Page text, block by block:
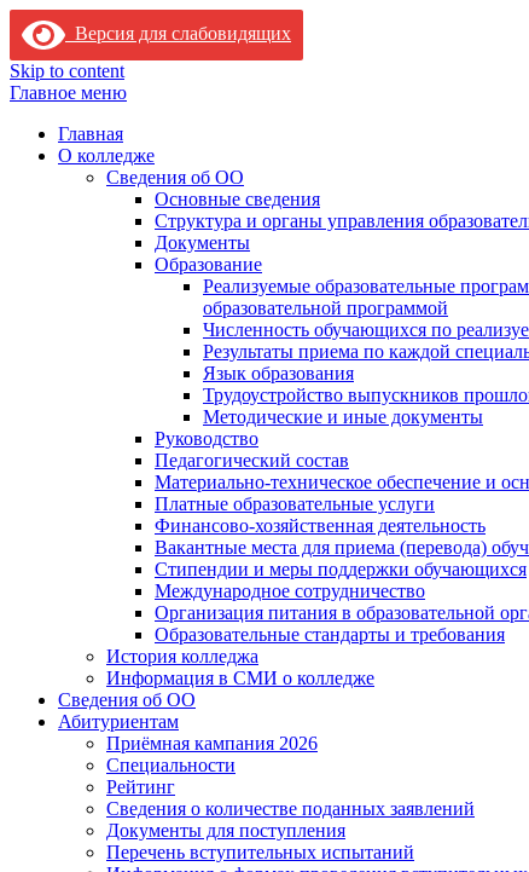
Версия для слабовидящих
Skip to content
Главное меню
Главная
О колледже
Сведения об ОО
Основные сведения
Структура и органы управления
Документы
Образование
Реализуемые образовательные
образовательной программой
Численность обучающихся по
Результаты приема по каждой
Язык образования
Трудоустройство выпускников
Методические и иные документы
Руководство
Педагогический состав
Материально-техническое обеспечение и
Платные образовательные услуги
Финансово-хозяйственная деятельность
Вакантные места для приема (перевода)
Стипендии и меры поддержки обучающихся
Международное сотрудничество
Организация питания в образовательной
Образовательные стандарты и требования
История колледжа
Информация в СМИ о колледже
Сведения об ОО
Абитуриентам
Приёмная кампания 2026
Специальности
Рейтинг
Сведения о количестве поданных заявлений
Документы для поступления
Перечень вступительных испытаний